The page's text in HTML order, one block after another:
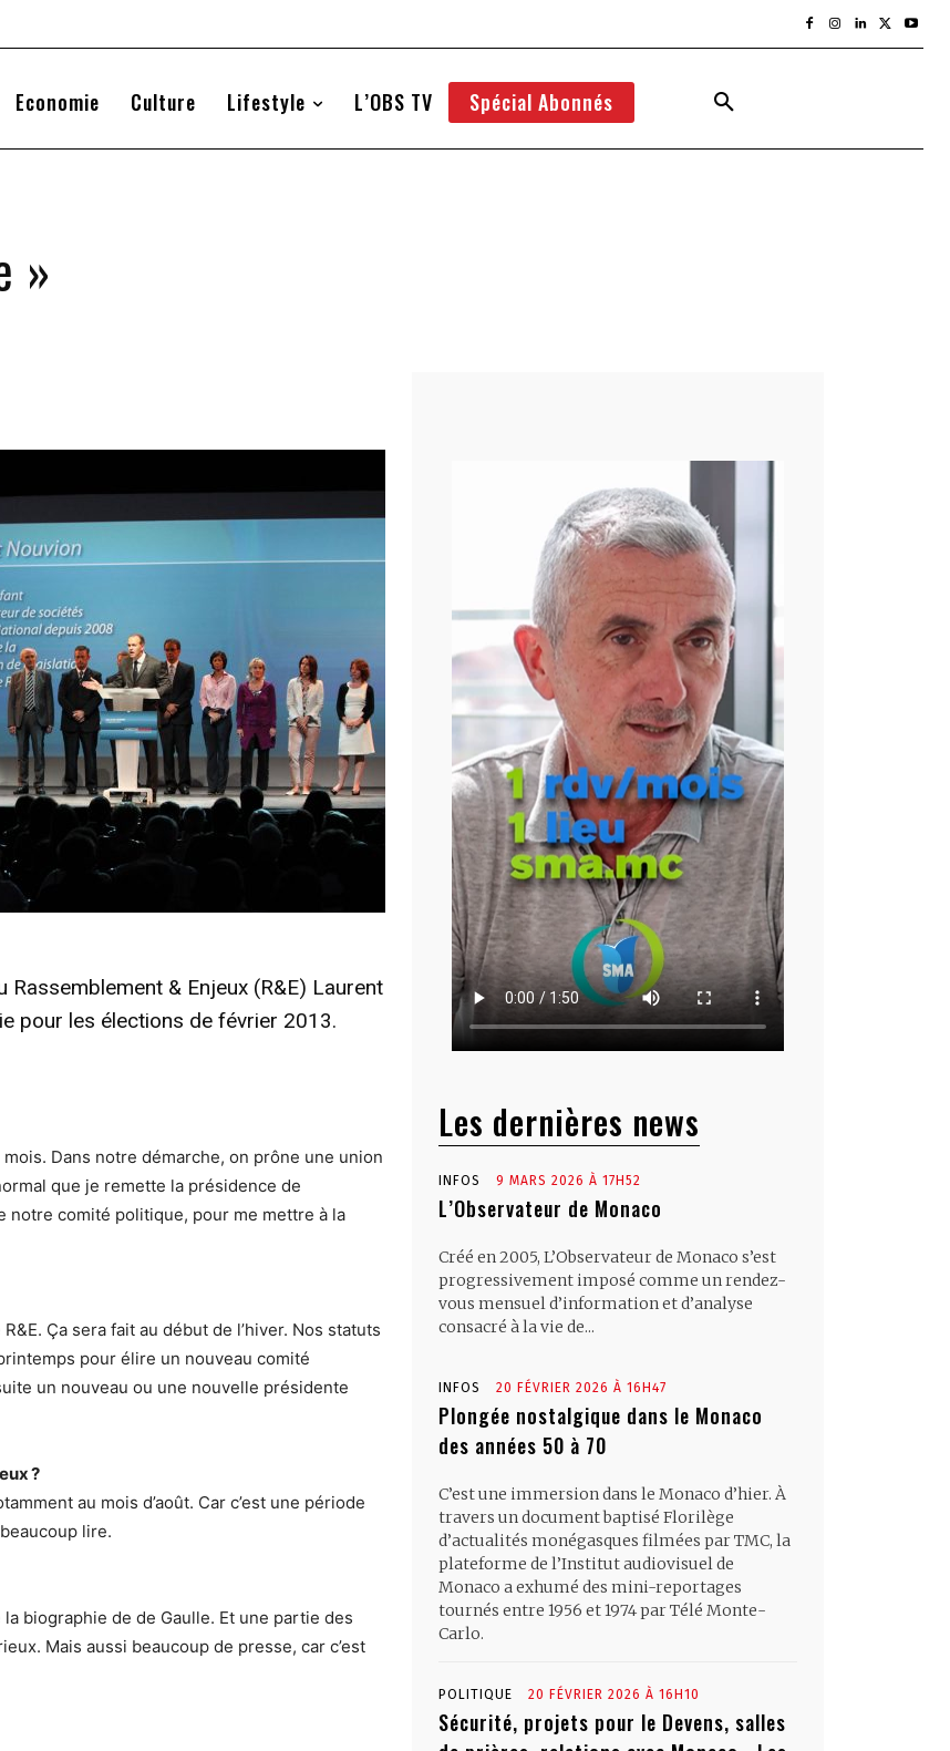
Economie Culture Lifestyle L’OBS TV Spécial Abonnés
»
Rassemblement & Enjeux (R&E) Laurent
pour les élections de février 2013.
Dans notre démarche, on prône une union
que je remette la présidence de
notre comité politique, pour me mettre à la
Ça sera fait au début de l’hiver. Nos statuts
pour élire un nouveau comité
un nouveau ou une nouvelle présidente
?
au mois d’août. Car c’est une période
lire.
biographie de de Gaulle. Et une partie des
Mais aussi beaucoup de presse, car c’est
Les dernières news
INFOS 9 MARS 2026 À 17H52
L’Observateur de Monaco
Créé en 2005, L’Observateur de Monaco s’est
progressivement imposé comme un rendez-
vous mensuel d’information et d’analyse
consacré à la vie de...
INFOS 20 FÉVRIER 2026 À 16H47
Plongée nostalgique dans le Monaco
des années 50 à 70
C’est une immersion dans le Monaco d’hier. À
travers un document baptisé Florilège
d’actualités monégasques filmées par TMC, la
plateforme de l’Institut audiovisuel de
Monaco a exhumé des mini-reportages
tournés entre 1956 et 1974 par Télé Monte-
Carlo.
POLITIQUE 20 FÉVRIER 2026 À 16H10
Sécurité, projets pour le Devens, salles